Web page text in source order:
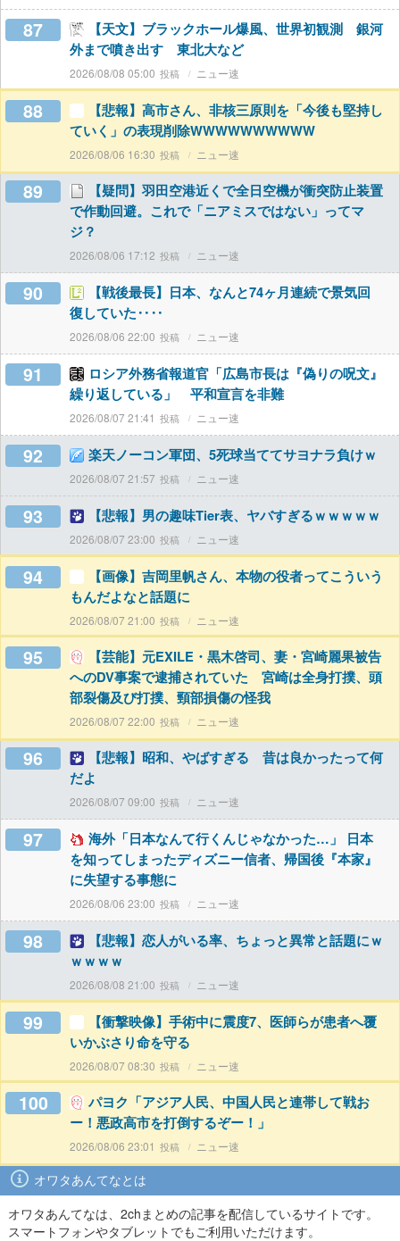
87
【天文】ブラックホール爆風、世界初観測 銀河
外まで噴き出す 東北大など
2026/08/08 05:00 ニュー速
88
【悲報】高市さん、非核三原則を「今後も堅持し
ていく」の表現削除WWWWWWWWWW
2026/08/06 16:30 ニュー速
89
【疑問】羽田空港近くで全日空機が衝突防止装置
で作動回避。これで「ニアミスではない」ってマ
ジ？
2026/08/06 17:12 ニュー速
90
【戦後最長】日本、なんと74ヶ月連続で景気回
復していた‥‥
2026/08/06 22:00 ニュー速
91
ロシア外務省報道官「広島市長は『偽りの呪文』
繰り返している」 平和宣言を非難
2026/08/07 21:41 ニュー速
92 楽天ノーコン軍団、5死球当ててサヨナラ負けｗ
2026/08/07 21:57 ニュー速
93 【悲報】男の趣味Tier表、ヤバすぎるｗｗｗｗｗ
2026/08/07 23:00 ニュー速
94
【画像】吉岡里帆さん、本物の役者ってこういう
もんだよなと話題に
2026/08/07 21:00 ニュー速
95
【芸能】元EXILE・黒木啓司、妻・宮崎麗果被告
へのDV事案で逮捕されていた 宮崎は全身打撲、頭
部裂傷及び打撲、頸部損傷の怪我
2026/08/07 22:00 ニュー速
96
【悲報】昭和、やばすぎる 昔は良かったって何
だよ
2026/08/07 09:00 ニュー速
97
海外「日本なんて行くんじゃなかった…」 日本
を知ってしまったディズニー信者、帰国後『本家』
に失望する事態に
2026/08/06 23:00 ニュー速
98
【悲報】恋人がいる率、ちょっと異常と話題にｗ
ｗｗｗｗ
2026/08/08 21:00 ニュー速
99
【衝撃映像】手術中に震度7、医師らが患者へ覆
いかぶさり命を守る
2026/08/07 08:30 ニュー速
100
パヨク「アジア人民、中国人民と連帯して戦お
ー！悪政高市を打倒するぞー！」
2026/08/06 23:01 ニュー速
オワタあんてなとは
オワタあんてなは、2chまとめの記事を配信しているサイトです。
スマートフォンやタブレットでもご利用いただけます。